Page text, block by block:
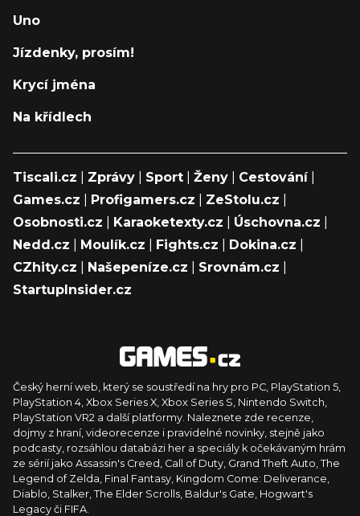
Uno
Jízdenky, prosím!
Krycí jména
Na křídlech
Tiscali.cz Zprávy Sport Ženy Cestování|
Games.cz
Profigamers.cz ZeStolu.cz
Osobnosti.cz
Karaoketexty.cz Úschovna.cz
Nedd.cz
Moulík.cz Fights.cz Dokina.cz
CZhity.cz
Našepeníze.cz Srovnám.cz
StartupInsider.cz
Český herní web, který se soustředí na hry pro PC, PlayStation 5,
PlayStation 4, Xbox Series X, Xbox Series S, Nintendo Switch,
PlayStation VR2 a další platformy. Naleznete zde recenze,
dojmy z hraní, videorecenze i pravidelné novinky, stejně jako
podcasty, rozsáhlou databázi her a speciály k očekávaným hrám
ze sérií jako Assassin's Creed, Call of Duty, Grand Theft Auto, The
Legend of Zelda, Final Fantasy, Kingdom Come: Deliverance,
Diablo, Stalker, The Elder Scrolls, Baldur's Gate, Hogwart's
Legacy či FIFA.